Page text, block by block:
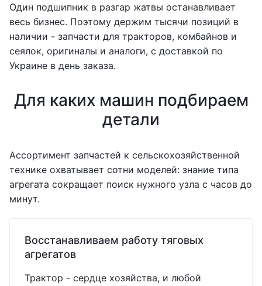
Один подшипник в разгар жатвы останавливает
весь бизнес. Поэтому держим тысячи позиций в
наличии - запчасти для тракторов, комбайнов и
сеялок, оригиналы и аналоги, с доставкой по
Украине в день заказа.
Для каких машин подбираем
детали
Ассортимент запчастей к сельскохозяйственной
технике охватывает сотни моделей: знание типа
агрегата сокращает поиск нужного узла с часов до
минут.
Восстанавливаем работу тяговых
агрегатов
Трактор - сердце хозяйства, и любой